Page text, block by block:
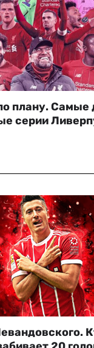
плану. Самые
серии